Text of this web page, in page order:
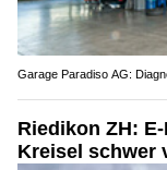
Garage Paradiso AG:
Riedikon ZH:
Kreisel schwer